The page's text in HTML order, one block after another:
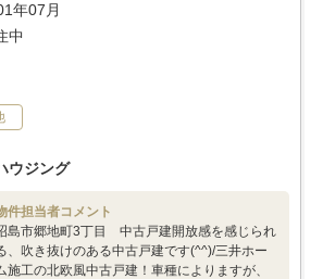
年07月
中
ウジング
件担当者コメント
島市郷地町3丁目 中古戸建開放感を感じられ
、吹き抜けのある中古戸建です(^^)/三井ホー
施工の北欧風中古戸建！車種によりますが、